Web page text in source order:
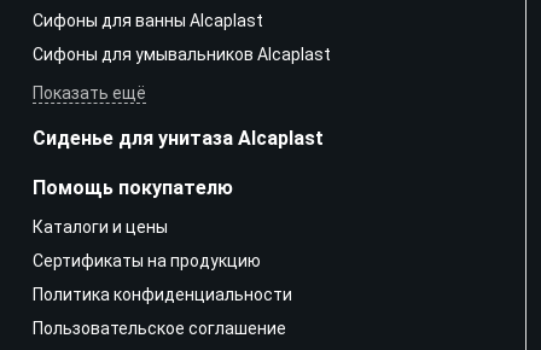
Сифоны для ванны Alcaplast
Сифоны для умывальников Alcaplast
Показать ещё
Сиденье для унитаза Alcaplast
Помощь покупателю
Каталоги и цены
Сертификаты на продукцию
Политика конфиденциальности
Пользовательское соглашение